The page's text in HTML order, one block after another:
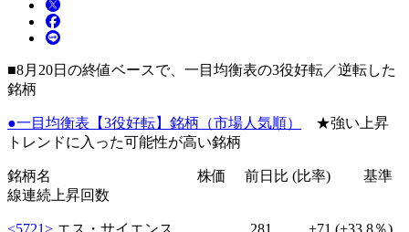
■8月20日の終値ベースで、一目均衡表の3役好転／逆転した
銘柄
●一目均衡表【3役好転】銘柄（市場人気順）
★強い上昇
トレンドに入った可能性が高い銘柄
銘柄名 株価 前日比 (比率) 基準
線連続上昇回数